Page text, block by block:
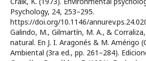
Psychology, 24, 253–295.
https://doi.org/10.1146/
Galindo, M., Gilmartín, M. A., & Corraliza,
natural. En J. I. Aragonés & M. Amérigo
Ambiental (3ra ed., pp. 261–284).